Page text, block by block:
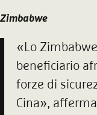
Zimbabwe
«Lo
beneficiario
forze di
Cina»,